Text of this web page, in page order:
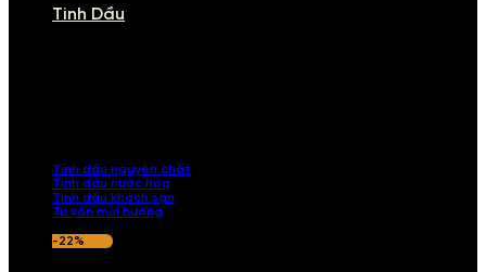
Tinh Dầu
Tinh dầu nguyên chất
Tinh dầu nước hoa
Tinh dầu khách sạn
Tư vấn mùi hương
-22%